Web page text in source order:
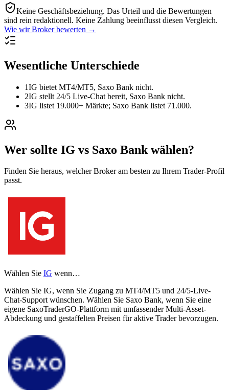
Keine Geschäftsbeziehung. Das Urteil und die Bewertungen
sind rein redaktionell. Keine Zahlung beeinflusst diesen Vergleich.
Wie wir Broker bewerten →
Wesentliche Unterschiede
1IG bietet MT4/MT5, Saxo Bank nicht.
2IG stellt 24/5 Live-Chat bereit, Saxo Bank nicht.
3IG listet 19.000+ Märkte; Saxo Bank listet 71.000.
Wer sollte IG vs Saxo Bank wählen?
Finden Sie heraus, welcher Broker am besten zu Ihrem Trader-Profil
passt.
Wählen Sie IG wenn…
Wählen Sie IG, wenn Sie Zugang zu MT4/MT5 und 24/5-Live-
Chat-Support wünschen. Wählen Sie Saxo Bank, wenn Sie eine
eigene SaxoTraderGO-Plattform mit umfassender Multi-Asset-
Abdeckung und gestaffelten Preisen für aktive Trader bevorzugen.